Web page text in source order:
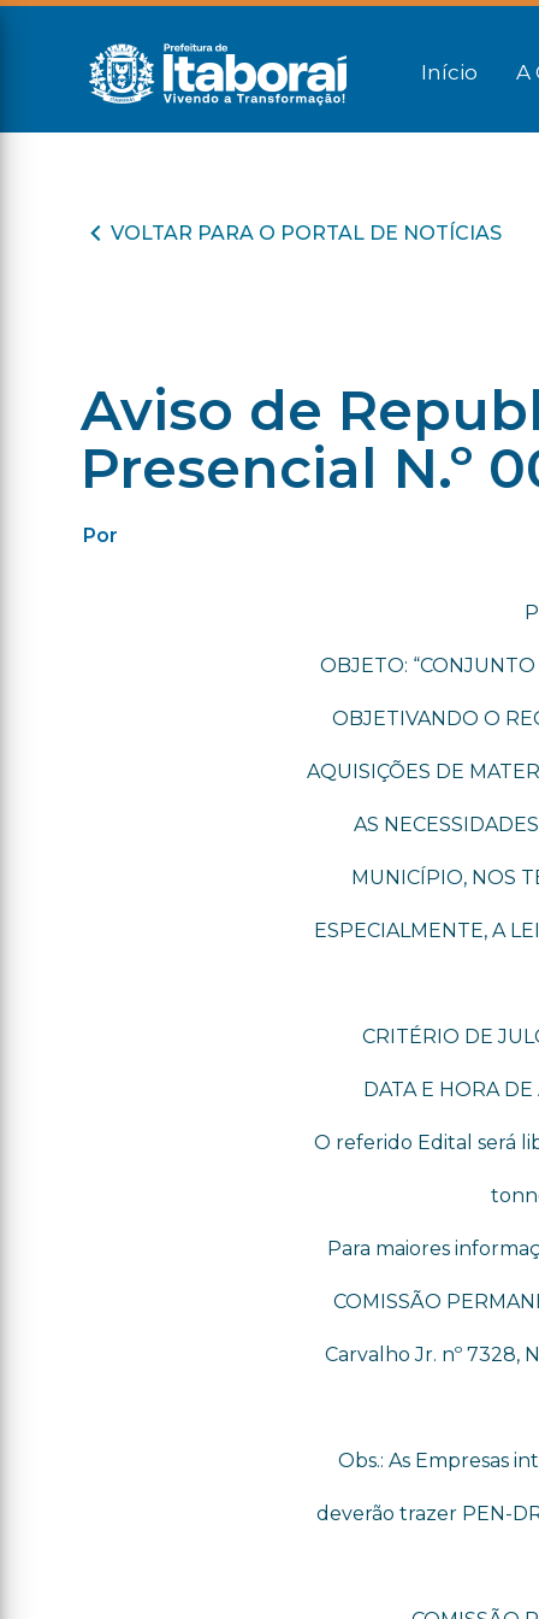
Início A
VOLTAR PARA O PORTAL DE NOTÍCIAS
Aviso de
Presencial N.º
Por
OBJETO:
OBJETIVANDO O
AQUISIÇÕES DE
AS
MUNICÍPIO, NOS
ESPECIALMENTE, A
CRITÉRIO DE
DATA E HORA
O referido Edital será
Para maiores
COMISSÃO
Carvalho Jr. nº 7328,
Obs.: As Empresas
deverão trazer PEN-